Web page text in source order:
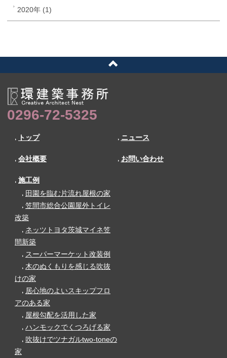
2020年 (1)
0296-72-5325
トップ ニュース
会社概要 お問い合わせ
施工例
田園を臨む片流れ屋根の家
笠間市総合公園屋外トイレ
改築
ネッツトヨタ茨城マイネ笠
間新築
スーパーマーケット改装例
木のぬくもりを感じる吹抜
けの家
居心地のよいスキップフロ
アのある家
屋根勾配を活用した家
ハンモックでくつろげる家
吹抜けでツナガルtwo-toneの
家